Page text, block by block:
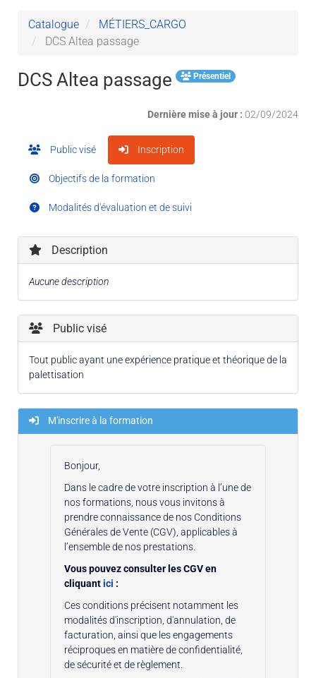
Catalogue
MÉTIERS_CARGO
DCS Altea passage
DCS Altea passage Présentiel
Dernière mise à jour : 02/09/2024
Public visé Inscription
Objectifs de la formation
Modalités d'évaluation et de suivi
Description
Aucune description
Public visé
Tout public ayant une expérience pratique et théorique de la
palettisation
M'inscrire à la formation
Bonjour,
Dans le cadre de votre inscription à l’une de
nos formations, nous vous invitons à
prendre connaissance de nos Conditions
Générales de Vente (CGV), applicables à
l’ensemble de nos prestations.
Vous pouvez consulter les CGV en
cliquantici :
Ces conditions précisent notamment les
modalités d'inscription, d'annulation, de
facturation, ainsi que les engagements
réciproques en matière de confidentialité,
de sécurité et de règlement.